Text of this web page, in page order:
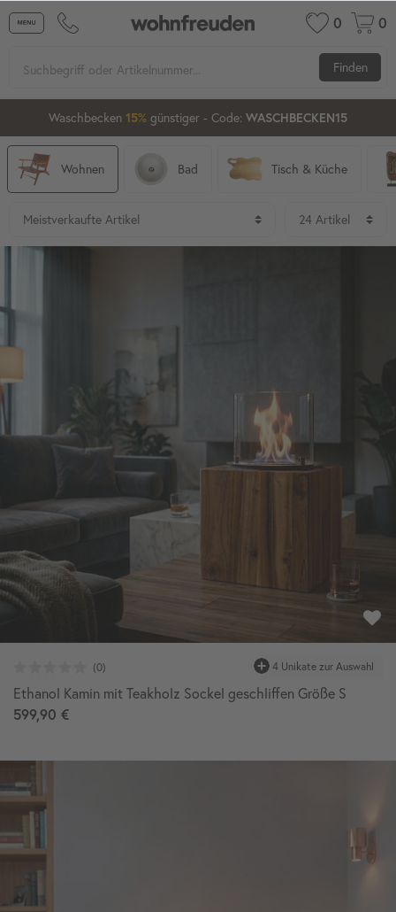
0 0
Finden
15%
Waschbecken ab 80 cm20%günstiger- Code:XXL-20
Bad
Wohnen Tisch & Küche
Ethanol Kamin mit Teakholz Sockel geschliffen Größe S
599,90 €